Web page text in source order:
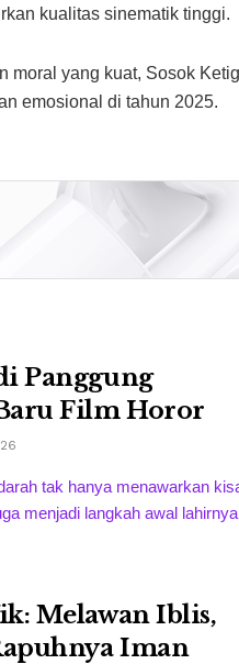
kualitas sinematik tinggi.
moral yang kuat, Sosok
emosional di tahun 2025.
Panggung
Film Horor
tak hanya menawarkan
menjadi langkah awal
Melawan Iblis,
Iman